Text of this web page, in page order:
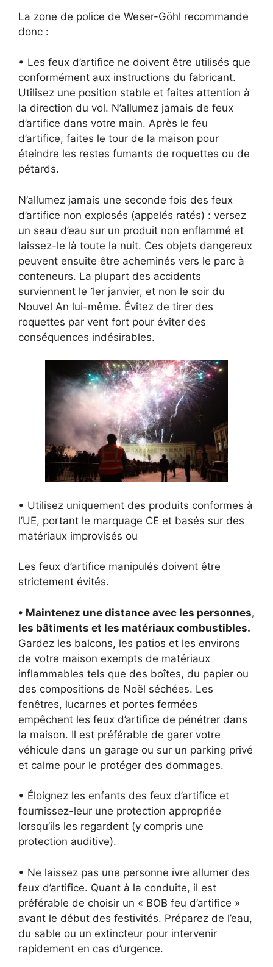
La zone de police de Weser-Göhl recommande
donc :
• Les feux d’artifice ne doivent être utilisés que
conformément aux instructions du fabricant.
Utilisez une position stable et faites attention à
la direction du vol. N’allumez jamais de feux
d’artifice dans votre main. Après le feu
d’artifice, faites le tour de la maison pour
éteindre les restes fumants de roquettes ou de
pétards.
N’allumez jamais une seconde fois des feux
d’artifice non explosés (appelés ratés) : versez
un seau d’eau sur un produit non enflammé et
laissez-le là toute la nuit. Ces objets dangereux
peuvent ensuite être acheminés vers le parc à
conteneurs. La plupart des accidents
surviennent le 1er janvier, et non le soir du
Nouvel An lui-même. Évitez de tirer des
roquettes par vent fort pour éviter des
conséquences indésirables.
• Utilisez uniquement des produits conformes à
l’UE, portant le marquage CE et basés sur des
matériaux improvisés ou
Les feux d’artifice manipulés doivent être
strictement évités.
• Maintenez une distance avec les personnes,
les bâtiments et les matériaux combustibles.
Gardez les balcons, les patios et les environs
de votre maison exempts de matériaux
inflammables tels que des boîtes, du papier ou
des compositions de Noël séchées. Les
fenêtres, lucarnes et portes fermées
empêchent les feux d’artifice de pénétrer dans
la maison. Il est préférable de garer votre
véhicule dans un garage ou sur un parking privé
et calme pour le protéger des dommages.
• Éloignez les enfants des feux d’artifice et
fournissez-leur une protection appropriée
lorsqu’ils les regardent (y compris une
protection auditive).
• Ne laissez pas une personne ivre allumer des
feux d’artifice. Quant à la conduite, il est
préférable de choisir un « BOB feu d’artifice »
avant le début des festivités. Préparez de l’eau,
du sable ou un extincteur pour intervenir
rapidement en cas d’urgence.